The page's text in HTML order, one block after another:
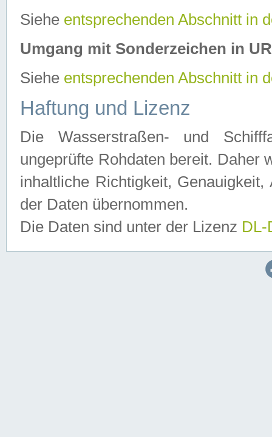
Siehe entsprechenden Abschnitt in
Umgang mit Sonderzeichen in
Siehe entsprechenden Abschnitt in
Haftung und Lizenz
Die Wasserstraßen- und
ungeprüfte Rohdaten bereit. Daher
inhaltliche Richtigkeit,
der Daten übernommen.
Die Daten sind unter der Lizenz